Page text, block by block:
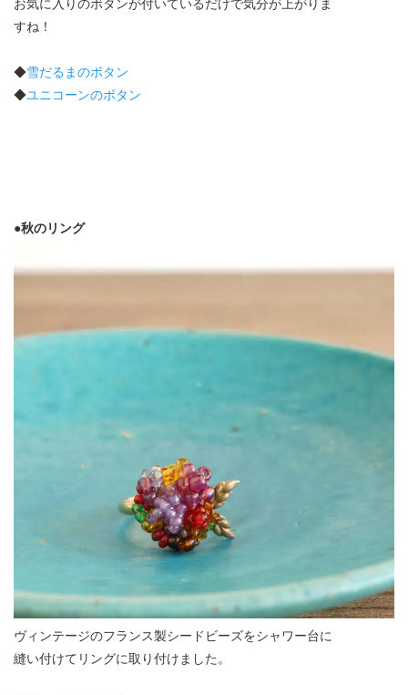
お気に入りのボタンが付いているだけで気分が上がりま
すね！
◆雪だるまのボタン
◆ユニコーンのボタン
●秋のリング
ヴィンテージのフランス製シードビーズをシャワー台に
縫い付けてリングに取り付けました。